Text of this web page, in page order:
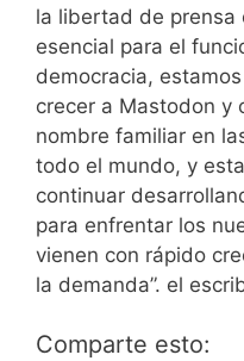
la libertad de prensa
esencial para el
democracia,
crecer a Mastodon y
nombre familiar en
todo el mundo, y
continuar
para enfrentar los
vienen con rápido
la demanda”. el
Comparte esto: